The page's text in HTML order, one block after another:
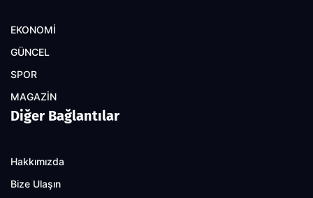
EKONOMİ
GÜNCEL
SPOR
MAGAZİN
Diğer Bağlantılar
Hakkımızda
Bize Ulaşın